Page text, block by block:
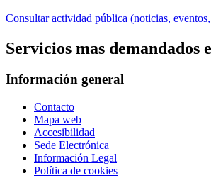
Consultar actividad pública (noticias,
Servicios mas demandados
Información general
Contacto
Mapa web
Accesibilidad
Sede Electrónica
Información Legal
Política de cookies